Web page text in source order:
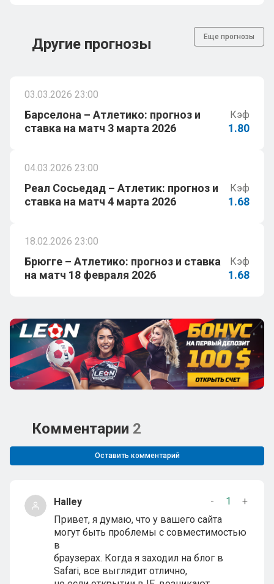
Другие прогнозы Еще прогнозы
03.03.2026 23:00
Барселона – Атлетико: прогноз и
ставка на матч 3 марта 2026
Кэф
1.80
04.03.2026 23:00
Реал Сосьедад – Атлетик: прогноз и
ставка на матч 4 марта 2026
Кэф
1.68
18.02.2026 23:00
Брюгге – Атлетико: прогноз и ставка
на матч 18 февраля 2026
Кэф
1.68
Комментарии 2
Оставить комментарий
Halley - 1
+
Привет, я думаю, что у вашего сайта
могут быть проблемы с совместимостью
в
браузерах. Когда я заходил на блог в
Safari, все выглядит отлично,